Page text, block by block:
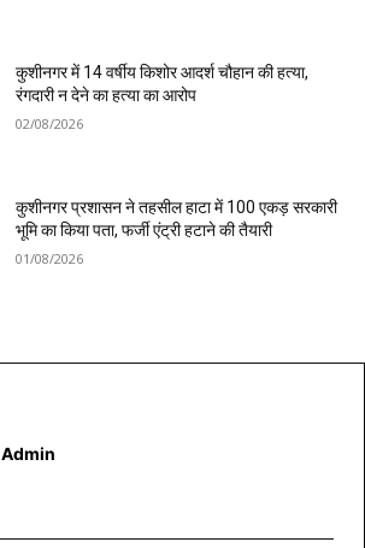
कुशीनगर में 14 वर्षीय किशोर आदर्श चौहान की हत्या,
रंगदारी न देने का हत्या का आरोप
02/08/2026
कुशीनगर प्रशासन ने तहसील हाटा में 100 एकड़ सरकारी
भूमि का किया पता, फर्जी एंट्री हटाने की तैयारी
01/08/2026
Admin